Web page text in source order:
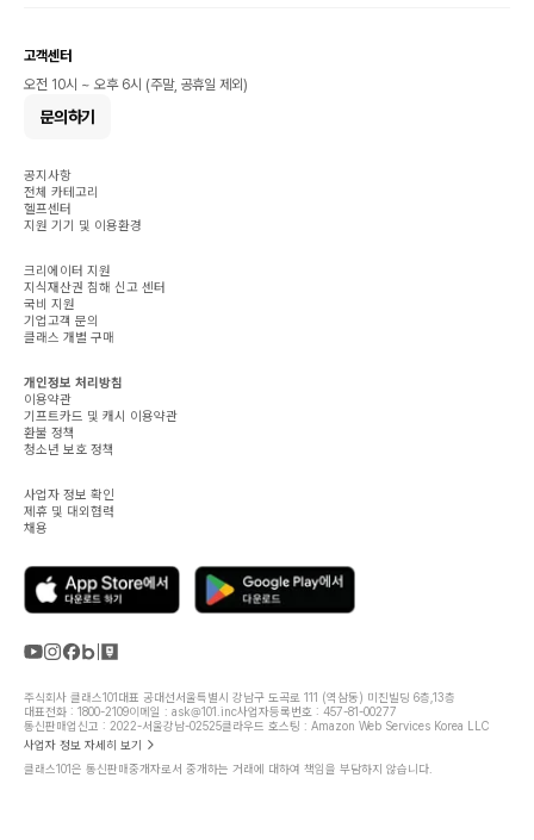
고객센터
오전 10시 ~ 오후 6시 (주말, 공휴일 제외)
문의하기
공지사항
전체 카테고리
헬프센터
지원 기기 및 이용환경
크리에이터 지원
지식재산권 침해 신고 센터
국비 지원
기업고객 문의
클래스 개별 구매
개인정보 처리방침
이용약관
기프트카드 및 캐시 이용약관
환불 정책
청소년 보호 정책
사업자 정보 확인
제휴 및 대외협력
채용
주식회사 클래스101대표 공대선서울특별시 강남구 도곡로 111 (역삼동) 미진빌딩 6층,13층
대표전화 : 1800-2109이메일 : ask@101.inc사업자등록번호 : 457-81-00277
통신판매업신고 : 2022-서울강남-02525클라우드 호스팅 : Amazon Web Services Korea LLC
사업자 정보 자세히 보기
클래스101은 통신판매중개자로서 중개하는 거래에 대하여 책임을 부담하지 않습니다.